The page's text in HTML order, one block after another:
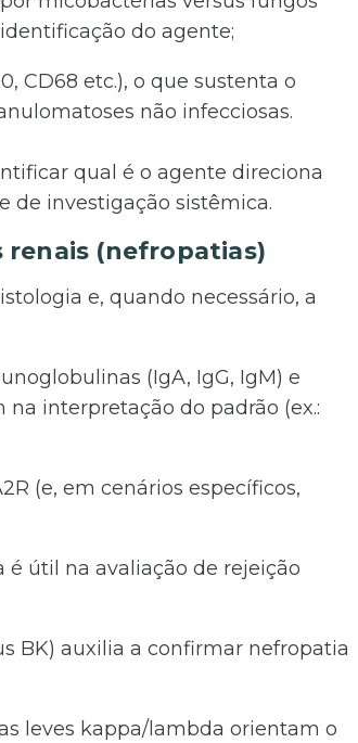
do agente;
CD68 etc.), o que sustenta o
não infecciosas.
qual é o agente direciona
de investigação sistêmica.
(nefropatias)
e, quando necessário, a
(IgA, IgG, IgM) e
interpretação do padrão (ex.:
(e, em cenários específicos,
útil na avaliação de rejeição
BK) auxilia a confirmar nefropatia
leves kappa/lambda orientam o